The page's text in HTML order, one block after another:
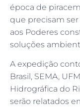
época de
que precisam
aos Poderes
soluções
A expedição
Brasil, SEMA,
Hidrográfica do
serão relatados